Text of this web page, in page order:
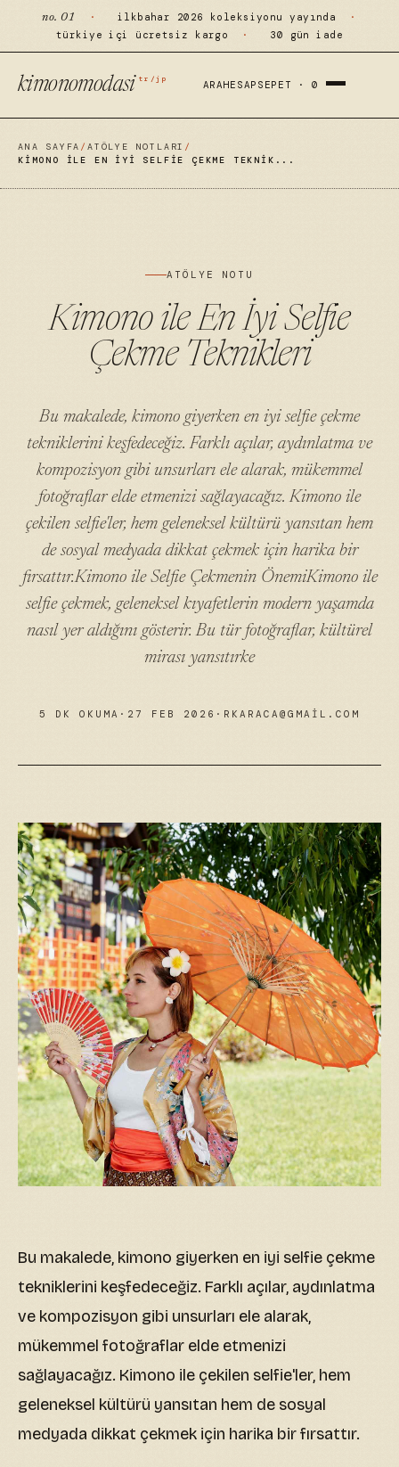
no. 01 · ilkbahar 2026 koleksiyonu yayında
·
türkiye içi ücretsiz kargo
· 30 gün iade
kimonomodasi tr/jp
ARAHESAP SEPET ·0
ANA SAYFA /ATÖLYE NOTLARI /
KIMONO ILE EN İYI SELFIE ÇEKME TEKNIK...
ATÖLYE NOTU
Kimono ile En İyi Selfie
Çekme Teknikleri
Bu makalede, kimono giyerken en iyi selfie çekme
tekniklerini keşfedeceğiz. Farklı açılar, aydınlatma ve
kompozisyon gibi unsurları ele alarak, mükemmel
fotoğraflar elde etmenizi sağlayacağız. Kimono ile
çekilen selfie'ler, hem geleneksel kültürü yansıtan hem
de sosyal medyada dikkat çekmek için harika bir
fırsattır.Kimono ile Selfie Çekmenin ÖnemiKimono ile
selfie çekmek, geleneksel kıyafetlerin modern yaşamda
nasıl yer aldığını gösterir. Bu tür fotoğraflar, kültürel
mirası yansıtırke
5 DK OKUMA · 27 FEB 2026 · RKARACA@GMAIL.COM
Bu makalede, kimono giyerken en iyi selfie çekme
tekniklerini keşfedeceğiz. Farklı açılar, aydınlatma
ve kompozisyon gibi unsurları ele alarak,
mükemmel fotoğraflar elde etmenizi
sağlayacağız. Kimono ile çekilen selfie'ler, hem
geleneksel kültürü yansıtan hem de sosyal
medyada dikkat çekmek için harika bir fırsattır.